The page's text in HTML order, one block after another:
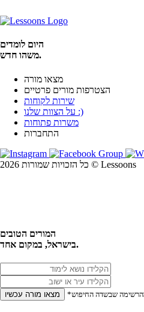
היום לומדים
משהו חדש.
מצאו מורה
הצטרפות מורים פרטיים
שירות לקוחות
על הצוות שלנו :)
משרות פתוחות
התחברות
כל הזכויות שמורות 2026 © Lessoons
המורים הטובים
בישראל, במקום אחד.
מצאו מורה עכשיו מהרשימה שבשדה החיפוש